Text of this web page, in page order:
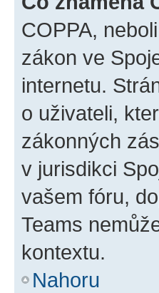
COPPA,
zákon ve
internetu.
o uživateli,
zákonných
v jurisdikci
vašem fóru,
Teams
kontextu.
Nahoru